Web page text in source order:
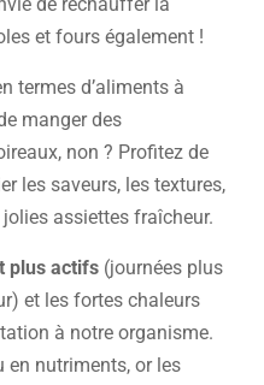
et fours également !
termes d’aliments à
manger des
non ? Profitez de
les saveurs, les textures,
assiettes fraîcheur.
plus actifs(journées plus
et les fortes chaleurs
à notre organisme.
en nutriments, or les